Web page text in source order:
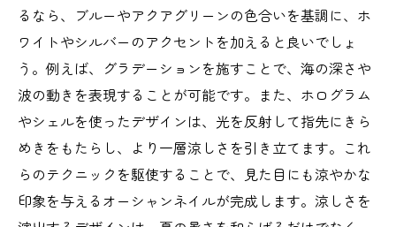
るなら、ブルーやアクアグリーンの色合いを基調に、ホ
ワイトやシルバーのアクセントを加えると良いでしょ
う。例えば、グラデーションを施すことで、海の深さや
波の動きを表現することが可能です。また、ホログラム
やシェルを使ったデザインは、光を反射して指先にきら
めきをもたらし、より一層涼しさを引き立てます。これ
らのテクニックを駆使することで、見た目にも涼やかな
印象を与えるオーシャンネイルが完成します。涼しさを